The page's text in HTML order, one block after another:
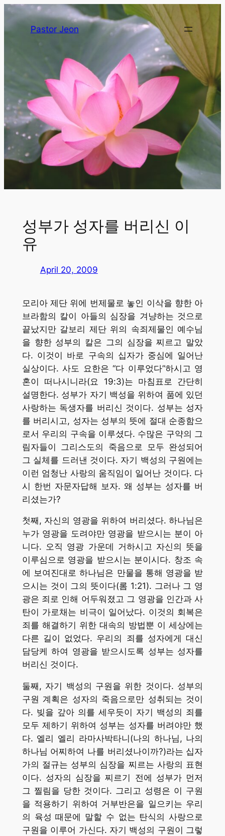
Pastor Jeon
성부가 성자를 버리신 이
유
April 20, 2009
모리아 제단 위에 번제물로 놓인 이삭을 향한 아
브라함의 칼이 아들의 심장을 겨냥하는 것으로
끝났지만 갈보리 제단 위의 속죄제물인 예수님
을 향한 성부의 칼은 그의 심장을 찌르고 말았
다. 이것이 바로 구속의 십자가 중심에 일어난
실상이다. 사도 요한은 “다 이루었다”하시고 영
혼이 떠나시니라(요 19:3)는 마침표로 간단히
설명한다. 성부가 자기 백성을 위하여 품에 있던
사랑하는 독생자를 버리신 것이다. 성부는 성자
를 버리시고, 성자는 성부의 뜻에 절대 순종함으
로서 우리의 구속을 이루셨다. 수많은 구약의 그
림자들이 그리스도의 죽음으로 모두 완성되어
그 실체를 드러낸 것이다. 자기 백성의 구원에는
이런 엄청난 사랑의 움직임이 일어난 것이다. 다
시 한번 자문자답해 보자. 왜 성부는 성자를 버
리셨는가?
첫째, 자신의 영광을 위하여 버리셨다. 하나님은
누가 영광을 도려야만 영광을 받으시는 분이 아
니다. 오직 영광 가운데 거하시고 자신의 뜻을
이루심으로 영광을 받으시는 분이시다. 창조 속
에 보여진대로 하나님은 만물을 통해 영광을 받
으시는 것이 그의 뜻이다(롬 1:21). 그러나 그 영
광은 죄로 인해 어두워졌고 그 영광을 인간과 사
탄이 가로채는 비극이 일어났다. 이것의 회복은
죄를 해결하기 위한 대속의 방법뿐 이 세상에는
다른 길이 없었다. 우리의 죄를 성자에게 대신
담당케 하여 영광을 받으시도록 성부는 성자를
버리신 것이다.
둘째, 자기 백성의 구원을 위한 것이다. 성부의
구원 계획은 성자의 죽음으로만 성취되는 것이
다. 빚을 갚아 의를 세우듯이 자기 백성의 죄를
모두 제하기 위하여 성부는 성자를 버려야만 했
다. 엘리 엘리 라마사박타니(나의 하나님, 나의
하나님 어찌하여 나를 버리셨나이까?)라는 십자
가의 절규는 성부의 심장을 찌르는 사랑의 표현
이다. 성자의 심장을 찌르기 전에 성부가 먼저
그 찔림을 당한 것이다. 그리고 성령은 이 구원
을 적용하기 위하여 거부반은을 일으키는 우리
의 육성 때문에 말할 수 없는 탄식의 사랑으로
구원을 이루어 가신다. 자기 백성의 구원이 그렇